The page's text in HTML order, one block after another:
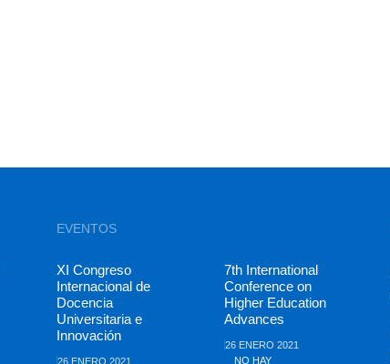
EVENTOS
XI Congreso
Internacional de
Docencia
Universitaria e
Innovación
26 ENERO 2021
7th International
Conference on
Higher Education
Advances
26 ENERO 2021
NO HAY